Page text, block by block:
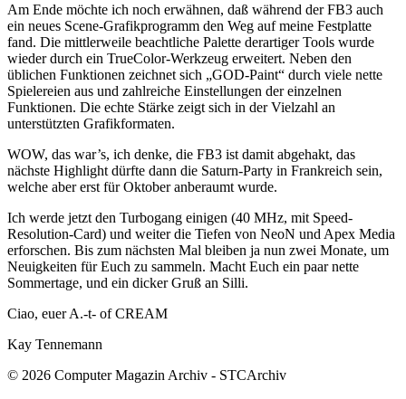
Am Ende möchte ich noch erwähnen, daß während der FB3 auch
ein neues Scene-Grafikprogramm den Weg auf meine Festplatte
fand. Die mittlerweile beachtliche Palette derartiger Tools wurde
wieder durch ein TrueColor-Werkzeug erweitert. Neben den
üblichen Funktionen zeichnet sich „GOD-Paint“ durch viele nette
Spielereien aus und zahlreiche Einstellungen der einzelnen
Funktionen. Die echte Stärke zeigt sich in der Vielzahl an
unterstützten Grafikformaten.
WOW, das war’s, ich denke, die FB3 ist damit abgehakt, das
nächste Highlight dürfte dann die Saturn-Party in Frankreich sein,
welche aber erst für Oktober anberaumt wurde.
Ich werde jetzt den Turbogang einigen (40 MHz, mit Speed-
Resolution-Card) und weiter die Tiefen von NeoN und Apex Media
erforschen. Bis zum nächsten Mal bleiben ja nun zwei Monate, um
Neuigkeiten für Euch zu sammeln. Macht Euch ein paar nette
Sommertage, und ein dicker Gruß an Silli.
Ciao, euer A.-t- of CREAM
Kay Tennemann
© 2026 Computer Magazin Archiv - STCArchiv